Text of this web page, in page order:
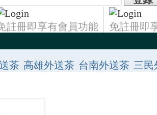
免註冊即
註冊即享有會員功能
茶 高雄外送茶 台南外送茶 三民